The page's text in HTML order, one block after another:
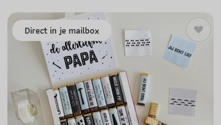
Direct in je mailbox